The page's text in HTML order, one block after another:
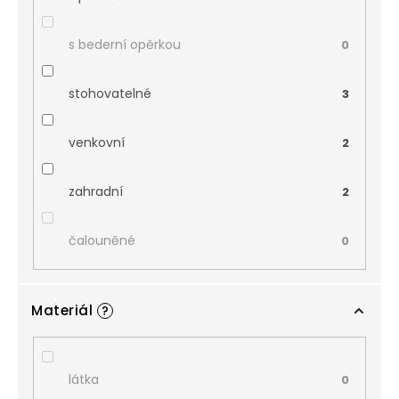
s bederní opěrkou 0
stohovatelné 3
venkovní 2
zahradní 2
čalouněné 0
Materiál ?
látka 0